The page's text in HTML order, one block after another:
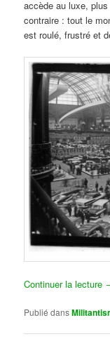
accède au luxe, plus
contraire : tout le
est roulé, frustré et
Continuer la lecture
Publié dans